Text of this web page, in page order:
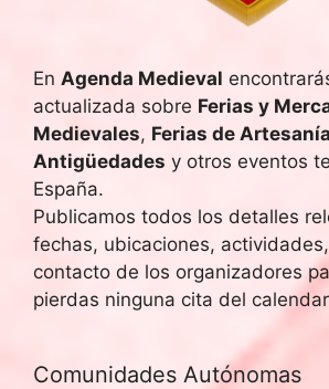
En Agenda Medieval
actualizada sobre Ferias y
Medievales, Ferias de Artesanía
Antigüedades y otros eventos
España.
Publicamos todos los detalles
fechas, ubicaciones,
contacto de los organizadores
pierdas ninguna cita del
Comunidades Autónomas